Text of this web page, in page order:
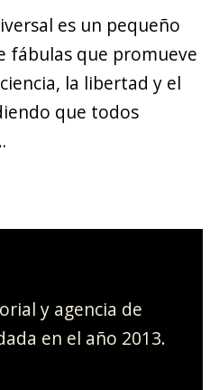
es un pequeño
fábulas que promueve
la libertad y el
que todos
y agencia de
en el año 2013.